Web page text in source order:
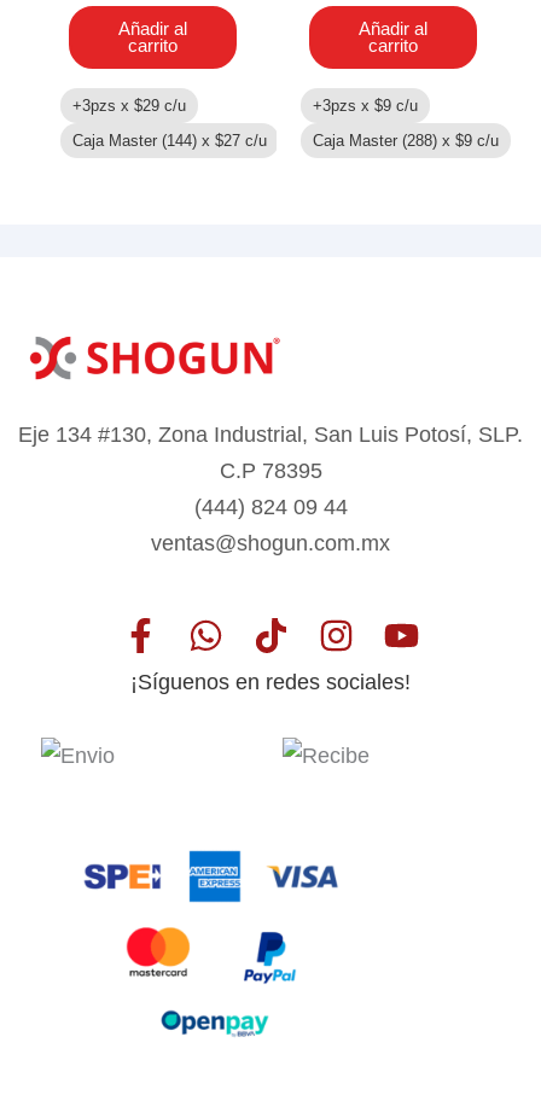
Añadir al
carrito
+3pzs x $29 c/u
Caja Master (144) x $27 c/u
Añadir al
carrito
+3pzs x $9 c/u
Caja Master (288) x $9 c/u
Eje 134 #130, Zona Industrial, San Luis Potosí, SLP.
C.P 78395
(444) 824 09 44
ventas@shogun.com.mx
¡Síguenos en redes sociales!